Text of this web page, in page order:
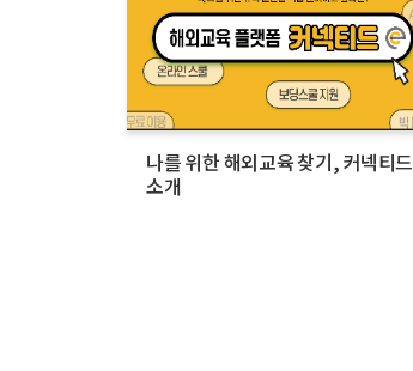
나를 위한 해외교육 찾기, 커넥티드
소개